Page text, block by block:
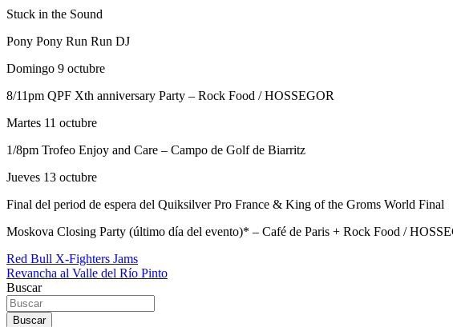
Stuck in the Sound
Pony Pony Run Run DJ
Domingo 9 octubre
8/11pm QPF Xth anniversary Party – Rock Food / HOSSEGOR
Martes 11 octubre
1/8pm Trofeo Enjoy and Care – Campo de Golf de Biarritz
Jueves 13 octubre
Final del period de espera del Quiksilver Pro France & King of the Groms World Final
Moskova Closing Party (último día del evento)* – Café de Paris + Rock Food /
Navegación
de
entradas
Red Bull X-Fighters Jams
Revancha al Valle del Río Pinto
Buscar
Buscar